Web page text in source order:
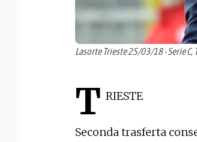
Lasorte Trieste 25/03/18 - Serie
T RIESTE
Seconda trasferta